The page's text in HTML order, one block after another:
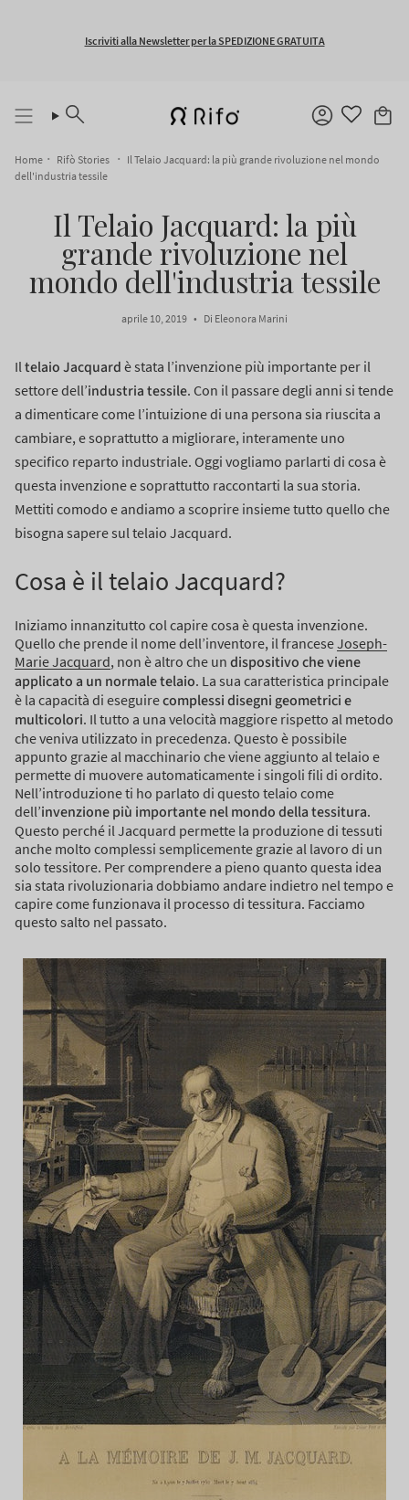
Iscriviti alla Newsletter per la SPEDIZIONE GRATUITA
Cerca Account
Home Rifò Stories
Il Telaio Jacquard: la più grande rivoluzione nel mondo
dell'industria tessile
Il Telaio Jacquard: la più
grande rivoluzione nel
mondo dell'industria tessile
aprile 10, 2019 Di Eleonora Marini
Iltelaio Jacquard è stata l’invenzione più importante per il
settore dell’industria tessile. Con il passare degli anni si tende
a dimenticare come l’intuizione di una persona sia riuscita a
cambiare, e soprattutto a migliorare, interamente uno
specifico reparto industriale. Oggi vogliamo parlarti di cosa è
questa invenzione e soprattutto raccontarti la sua storia.
Mettiti comodo e andiamo a scoprire insieme tutto quello che
bisogna sapere sul telaio Jacquard.
Cosa è il telaio Jacquard?
Iniziamo innanzitutto col capire cosa è questa invenzione.
Quello che prende il nome dell’inventore, il franceseJoseph-
Marie Jacquard, non è altro che un dispositivo che viene
applicato a un normale telaio. La sua caratteristica principale
è la capacità di eseguirecomplessi disegni geometrici e
multicolori. Il tutto a una velocità maggiore rispetto al metodo
che veniva utilizzato in precedenza. Questo è possibile
appunto grazie al macchinario che viene aggiunto al telaio e
permette di muovere automaticamente i singoli fili di ordito.
Nell’introduzione ti ho parlato di questo telaio come
dell’invenzione più importante nel mondo della tessitura.
Questo perché il Jacquard permette la produzione di tessuti
anche molto complessi semplicemente grazie al lavoro di un
solo tessitore. Per comprendere a pieno quanto questa idea
sia stata rivoluzionaria dobbiamo andare indietro nel tempo e
capire come funzionava il processo di tessitura. Facciamo
questo salto nel passato.